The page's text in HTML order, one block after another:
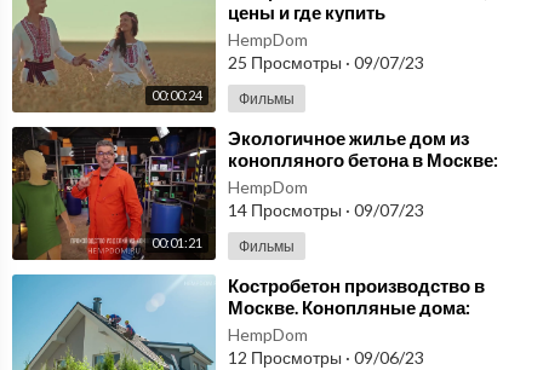
Более подробно вы можете узнать на нашем сайте:
oektstroy.ru/или позвонив нам
📲 8-800-350-13-90
WhatsApp: 79859582800
📧 info@arxproektstroy.ru
#комплексноепроектирование #проектреконструкции #проектс
троительствацена #проектирование #проектированиегостиниц
00:00:24
цены и где купить
HempDom
25 Просмотры · 09/07/23
Фильмы
00:01:21
⁣Экологичное жилье дом из
конопляного бетона в Москве:
новый тренд в строительстве
России
HempDom
14 Просмотры · 09/07/23
Фильмы
⁣Костробетон производство в
Москве. Конопляные дома:
Сочетание экологии, комфорта и
инноваций!
HempDom
12 Просмотры · 09/06/23